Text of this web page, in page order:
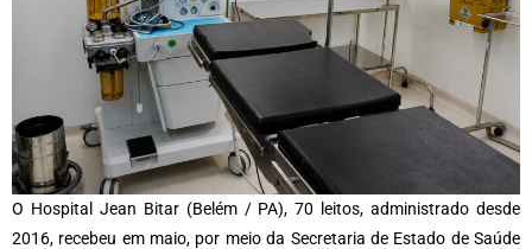
O Hospital Jean Bitar (Belém / PA), 70 leitos, administrado desde
2016, recebeu em maio, por meio da Secretaria de Estado de Saúde